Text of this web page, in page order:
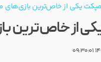
یکی از خاص‌ترین
از خاص‌ترین